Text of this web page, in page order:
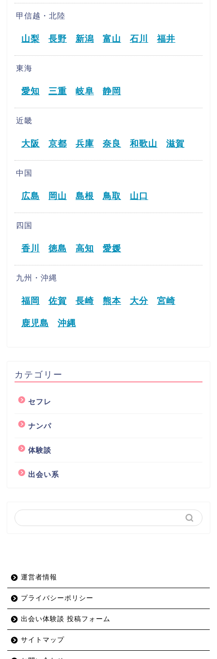
甲信越・北陸
山梨 長野 新潟 富山 石川 福井
東海
愛知 三重 岐阜 静岡
近畿
大阪 京都 兵庫 奈良 和歌山 滋賀
中国
広島 岡山 島根 鳥取 山口
四国
香川 徳島 高知 愛媛
九州・沖縄
福岡 佐賀 長崎 熊本 大分 宮崎
鹿児島 沖縄
カテゴリー
セフレ
ナンパ
体験談
出会い系
運営者情報
プライバシーポリシー
出会い体験談 投稿フォーム
サイトマップ